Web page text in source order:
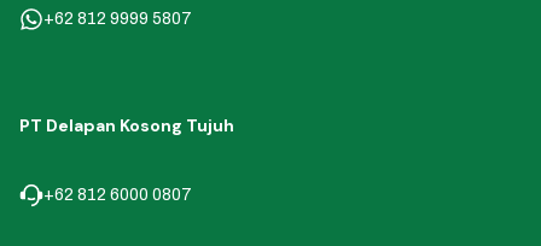
+62 812 9999 5807
PT Delapan Kosong Tujuh
+62 812 6000 0807